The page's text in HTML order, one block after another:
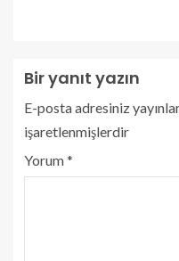
Bir yanıt yazın
E-posta adresiniz
işaretlenmişlerdir
Yorum*